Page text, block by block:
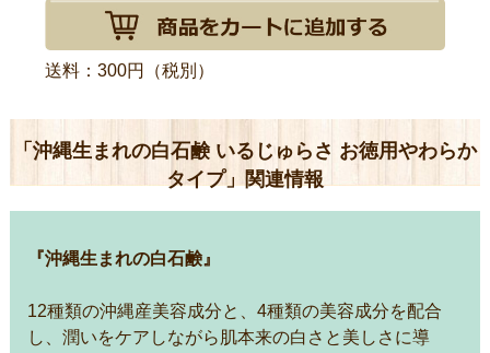
送料：300円（税別）
「沖縄生まれの白石鹸 いるじゅらさ お徳用やわらか
タイプ」関連情報
『沖縄生まれの白石鹸』
12種類の沖縄産美容成分と、4種類の美容成分を配合
し、潤いをケアしながら肌本来の白さと美しさに導